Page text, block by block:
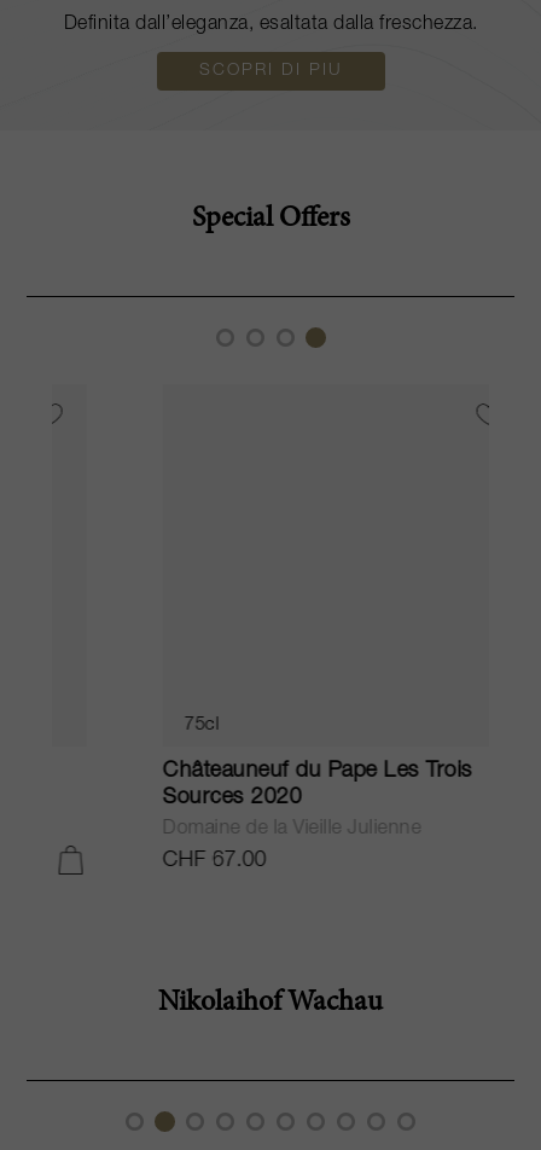
Definita dall’eleganza, esaltata dalla freschezza.
SCOPRI DI PIU
Special Offers
Châteauneuf du Pape Les Trois
Sources 2020
Domaine de la Vieille Julienne
CHF 67.00
Nikolaihof Wachau